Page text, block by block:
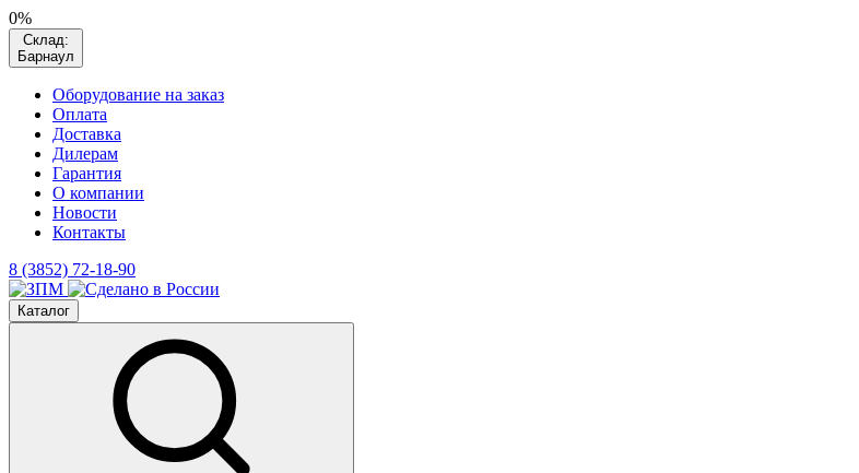
0%
Склад:
Барнаул
Оборудование на заказ
Оплата
Доставка
Дилерам
Гарантия
О компании
Новости
Контакты
8 (3852) 72-18-90
Каталог